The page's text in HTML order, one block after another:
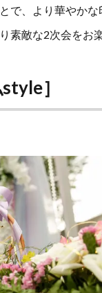
、より華やかな
素敵な2次会をお
］